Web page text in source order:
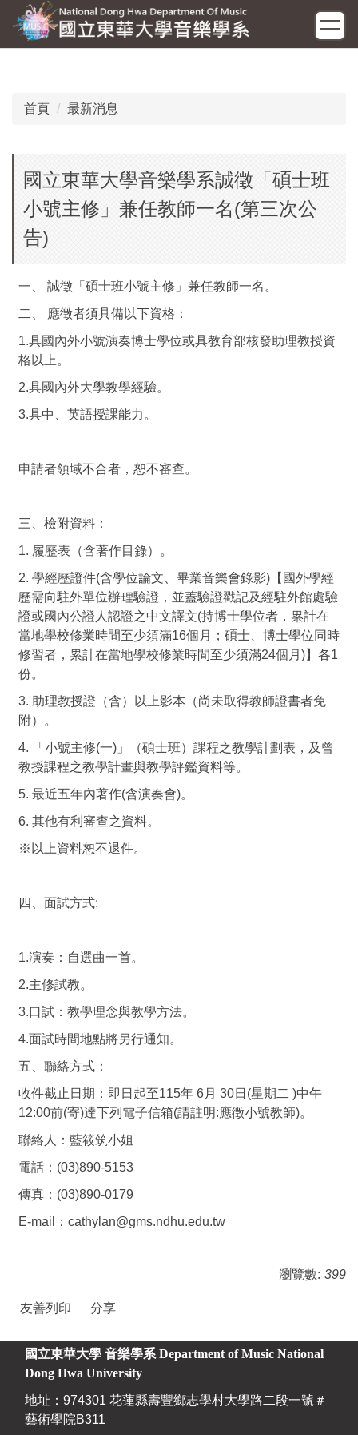
到
主
首頁 最新消息
國立東華大學音樂學系誠徵「碩士班
小號主修」兼任教師一名(第三次公
告)
一、 誠徵「碩士班小號主修」兼任教師一名。
二、 應徵者須具備以下資格：
1.具國內外小號演奏博士學位或具教育部核發助理教授資
格以上。
2.具國內外大學教學經驗。
3.具中、英語授課能力。
申請者領域不合者，恕不審查。
三、檢附資料：
1. 履歷表（含著作目錄）。
2. 學經歷證件(含學位論文、畢業音樂會錄影)【國外學經
歷需向駐外單位辦理驗證，並蓋驗證戳記及經駐外館處驗
證或國內公證人認證之中文譯文(持博士學位者，累計在
當地學校修業時間至少須滿16個月；碩士、博士學位同時
修習者，累計在當地學校修業時間至少須滿24個月)】各1
份。
3. 助理教授證（含）以上影本（尚未取得教師證書者免
附）。
4. 「小號主修(一)」（碩士班）課程之教學計劃表，及曾
教授課程之教學計畫與教學評鑑資料等。
5. 最近五年內著作(含演奏會)。
6. 其他有利審查之資料。
※以上資料恕不退件。
四、面試方式:
1.演奏：自選曲一首。
2.主修試教。
3.口試：教學理念與教學方法。
4.面試時間地點將另行通知。
五、聯絡方式：
收件截止日期：即日起至115年 6月 30日(星期二 )中午
12:00前(寄)達下列電子信箱(請註明:應徵小號教師)。
聯絡人：藍筱筑小姐
電話：(03)890-5153
傳真：(03)890-0179
E-mail： cathylan@gms.ndhu.edu.tw
瀏覽數: 399
友善列印 分享
國立東華大學 音樂學系 Department of Music National
Dong Hwa University
地址：974301 花蓮縣壽豐鄉志學村大學路二段一號＃
藝術學院B311